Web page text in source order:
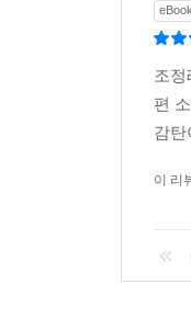
eBook
조정
편
감
이 리